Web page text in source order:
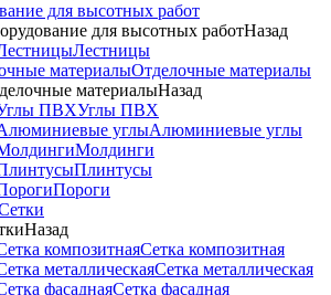
для высотных работ
для высотных работНазад
Лестницы
Отделочные материалы
материалыНазад
Углы ПВХ
Алюминиевые углы
Молдинги
Плинтусы
Пороги
Назад
Сетка композитная
Сетка металлическая
Сетка фасадная